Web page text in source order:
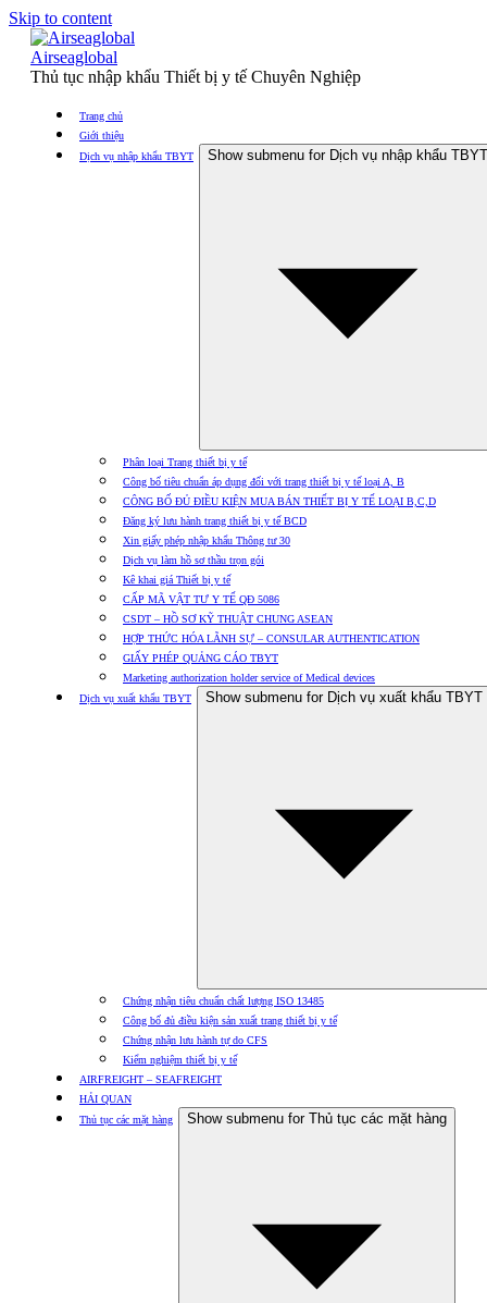
Skip to content
Airseaglobal
Thủ tục nhập khẩu Thiết bị y tế Chuyên Nghiệp
Trang chủ
Giới thiệu
Dịch vụ nhập khẩu TBYT
Show submenu for Dịch vụ nhập khẩu TBYT
Phân loại Trang thiết bị y tế
Công bố tiêu chuẩn áp dụng đối với trang thiết bị y tế loại A, B
CÔNG BỐ ĐỦ ĐIỀU KIỆN MUA BÁN THIẾT BỊ Y TẾ LOẠI B,C,D
Đăng ký lưu hành trang thiết bị y tế BCD
Xin giấy phép nhập khẩu Thông tư 30
Dịch vụ làm hồ sơ thầu trọn gói
Kê khai giá Thiết bị y tế
CẤP MÃ VẬT TƯ Y TẾ QĐ 5086
CSDT – HỒ SƠ KỸ THUẬT CHUNG ASEAN
HỢP THỨC HÓA LÃNH SỰ – CONSULAR AUTHENTICATION
GIẤY PHÉP QUẢNG CÁO TBYT
Marketing authorization holder service of Medical devices
Dịch vụ xuất khẩu TBYT
Show submenu for Dịch vụ xuất khẩu TBYT
Chứng nhận tiêu chuẩn chất lượng ISO 13485
Công bố đủ điều kiện sản xuất trang thiết bị y tế
Chứng nhận lưu hành tự do CFS
Kiểm nghiệm thiết bị y tế
AIRFREIGHT – SEAFREIGHT
HẢI QUAN
Thủ tục các mặt hàng
Show submenu for Thủ tục các mặt hàng